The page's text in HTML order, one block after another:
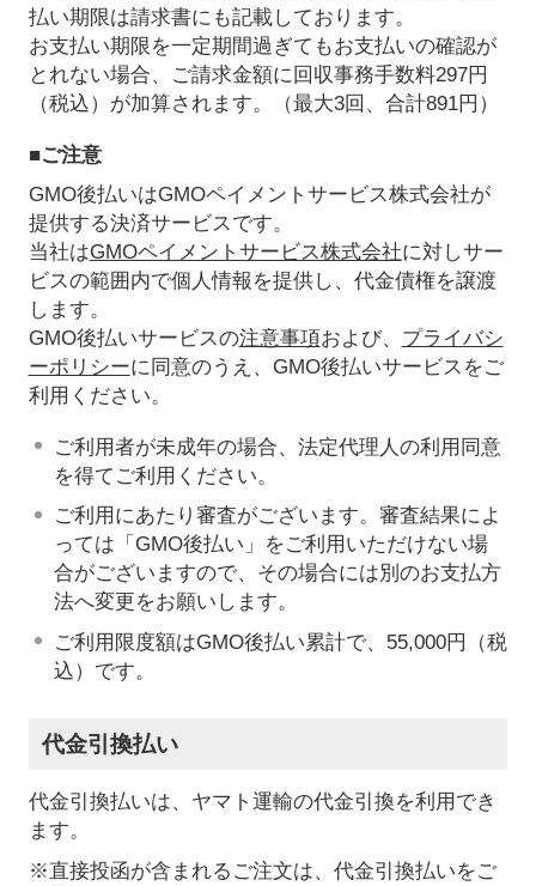
払い期限は請求書にも記載しております。
お支払い期限を一定期間過ぎてもお支払いの確認が
とれない場合、ご請求金額に回収事務手数料297円
（税込）が加算されます。（最大3回、合計891円）
■ご注意
GMO後払いはGMOペイメントサービス株式会社が
提供する決済サービスです。
当社はGMOペイメントサービス株式会社に対しサー
ビスの範囲内で個人情報を提供し、代金債権を譲渡
します。
GMO後払いサービスの注意事項および、 プライバシ
ーポリシーに同意のうえ、GMO後払いサービスをご
利用ください。
ご利用者が未成年の場合、法定代理人の利用同意
を得てご利用ください。
ご利用にあたり審査がございます。審査結果によ
っては「GMO後払い」をご利用いただけない場
合がございますので、その場合には別のお支払方
法へ変更をお願いします。
ご利用限度額はGMO後払い累計で、55,000円（税
込）です。
代金引換払い
代金引換払いは、ヤマト運輸の代金引換を利用でき
ます。
※直接投函が含まれるご注文は、代金引換払いをご